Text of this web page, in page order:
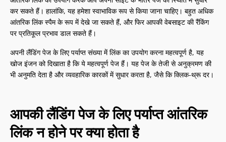
कर सकते हैं। हालांकि, यह हमेशा स्वाभाविक रूप से किया जाना चाहिए। बहुत अधिक
आंतरिक लिंक स्पैम के रूप में देखे जा सकते हैं, और फिर आपकी वेबसाइट की रैंकिंग
पर प्रतिकूल प्रभाव डाल सकते हैं।
अपनी लैंडिंग पेज के लिए पर्याप्त संख्या में लिंक का उपयोग करना महत्वपूर्ण है, यह
खोज इंजन को दिखाता है कि ये महत्वपूर्ण पेज हैं। यह पेज के तेजी से अनुक्रमण की
भी अनुमति देता है और व्यवहारिक कारकों में सुधार करता है, जैसे कि क्लिक-थ्रू दर।
आपकी लैंडिंग पेज के लिए पर्याप्त आंतरिक
लिंक न होने पर क्या होता है